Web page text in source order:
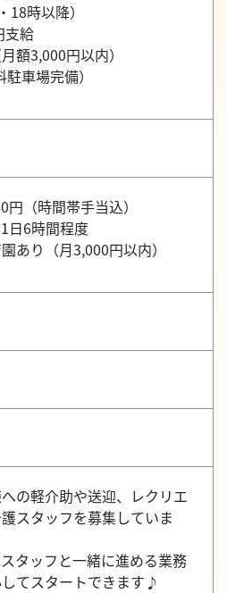
時以降）
支給
額3,000円以内）
車場完備）
円（時間帯手当込）
日6時間程度
あり（月3,000円以内）
の軽介助や送迎、レクリエ
スタッフを募集していま
タッフと一緒に進める業務
てスタートできます♪